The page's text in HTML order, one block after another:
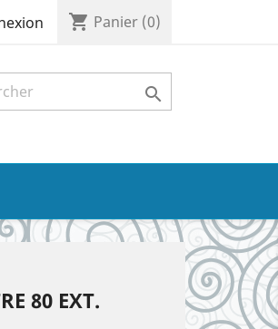
shopping_cart Panier (0)

80 EXT.